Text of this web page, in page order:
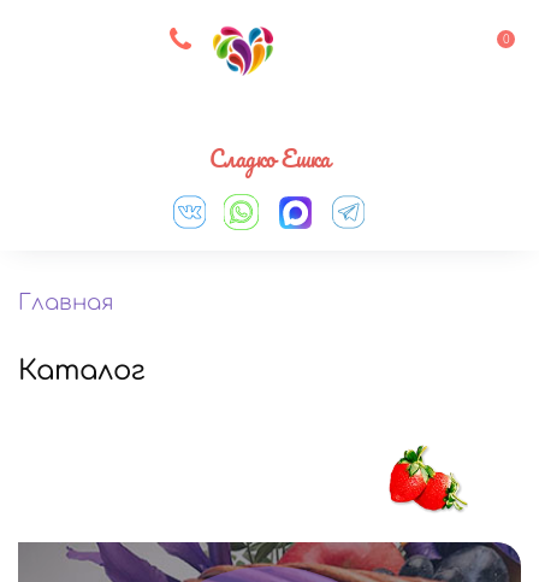
8 927 083 33 05 0
Сладко Ешка
Главная
Каталог